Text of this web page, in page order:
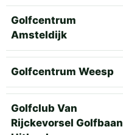
Golfcentrum
Amsteldijk
Golfcentrum Weesp
Golfclub Van
Rijckevorsel Golfbaan